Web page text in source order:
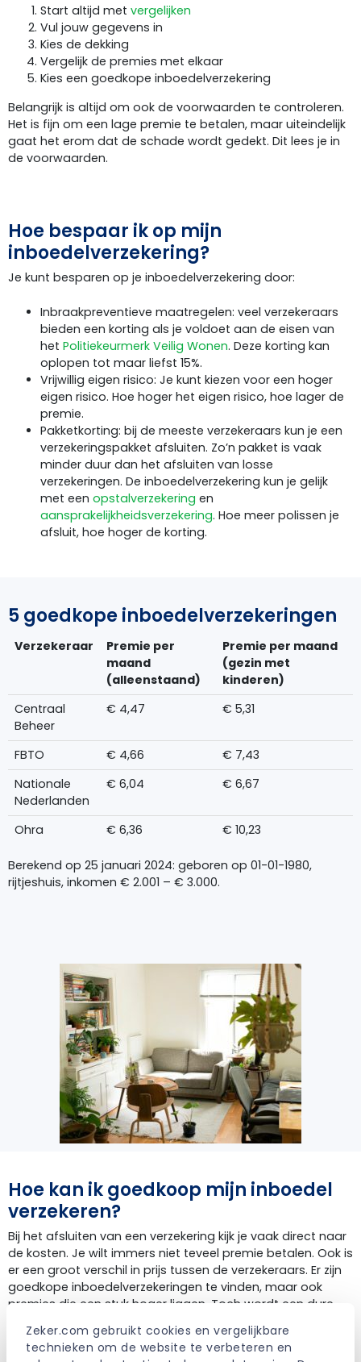
Zeker.com gebruikt cookies en vergelijkbare
technieken om de website te verbeteren en
Start altijd met vergelijken
Vul jouw gegevens in
Kies de dekking
Vergelijk de premies met elkaar
Kies een goedkope inboedelverzekering
Belangrijk is altijd om ook de voorwaarden te controleren.
Het is fijn om een lage premie te betalen, maar uiteindelijk
gaat het erom dat de schade wordt gedekt. Dit lees je in
de voorwaarden.
Hoe bespaar ik op mijn
inboedelverzekering?
Je kunt besparen op je inboedelverzekering door:
Inbraakpreventieve maatregelen: veel verzekeraars
bieden een korting als je voldoet aan de eisen van
het Politiekeurmerk Veilig Wonen. Deze korting kan
oplopen tot maar liefst 15%.
Vrijwillig eigen risico: Je kunt kiezen voor een hoger
eigen risico. Hoe hoger het eigen risico, hoe lager de
premie.
Pakketkorting: bij de meeste verzekeraars kun je een
verzekeringspakket afsluiten. Zo’n pakket is vaak
minder duur dan het afsluiten van losse
verzekeringen. De inboedelverzekering kun je gelijk
met een opstalverzekering en
aansprakelijkheidsverzekering. Hoe meer polissen je
afsluit, hoe hoger de korting.
5 goedkope inboedelverzekeringen
Verzekeraar
Premie per
maand
(alleenstaand)
Premie per maand
(gezin met
kinderen)
Centraal
Beheer
€ 4,47 € 5,31
FBTO € 4,66
€ 7,43
Nationale
Nederlanden
€ 6,04 € 6,67
Ohra € 6,36 € 10,23
Berekend op 25 januari 2024: geboren op 01-01-1980,
rijtjeshuis, inkomen € 2.001 – € 3.000.
Hoe kan ik goedkoop mijn inboedel
verzekeren?
Bij het afsluiten van een verzekering kijk je vaak direct naar
de kosten. Je wilt immers niet teveel premie betalen. Ook is
er een groot verschil in prijs tussen de verzekeraars. Er zijn
goedkope inboedelverzekeringen te vinden, maar ook
premies die een stuk hoger liggen. Toch wordt een dure
voorwaarden. De goedkoopste inboedelverzekering kan
een prima keuze zijn. Het loont daarom al snel om te kijken